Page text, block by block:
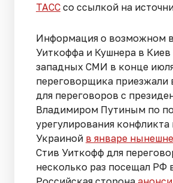
ТАСС со ссылкой на
Информация о возможном
Уиткоффа и Кушнера в Киев
западных СМИ в конце
переговорщика приезжали
для переговоров с
Владимиром Путиным по
урегулирования
Украиной в январе
Стив Уиткофф для
несколько раз посещал РФ